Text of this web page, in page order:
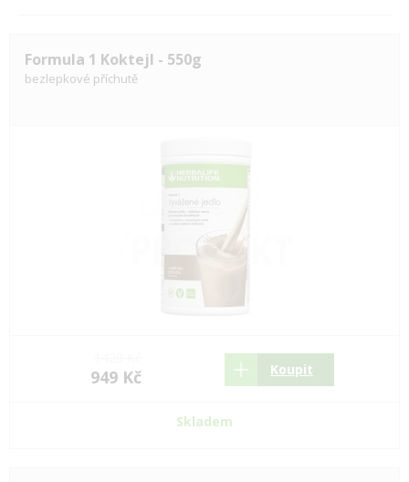
Formula 1 Koktejl - 550g
bezlepkové příchutě
949 Kč Koupit
Skladem